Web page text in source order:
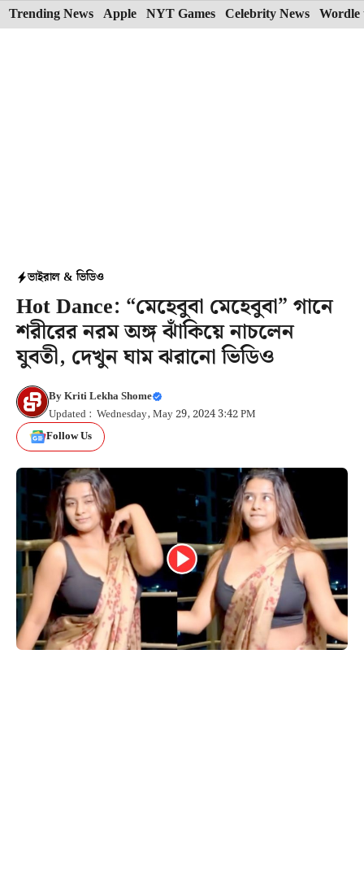
Skip
to
Trending News Apple NYT Games Celebrity News Wordle
ভাইরাল & ভিডিও
Hot Dance: “মেহেবুবা মেহেবুবা” গানে
শরীরের নরম অঙ্গ ঝাঁকিয়ে নাচলেন
যুবতী, দেখুন ঘাম ঝরানো ভিডিও
ByKriti Lekha Shome
Updated : Wednesday, May 29, 2024 3:42 PM
Follow Us